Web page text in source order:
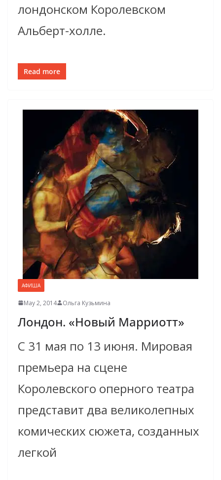
лондонском Королевском
Альберт-холле.
Read more
АФИША
May 2, 2014 Ольга Кузьмина
Лондон. «Новый Марриотт»
С 31 мая по 13 июня. Мировая
премьера на сцене
Королевского оперного театра
представит два великолепных
комических сюжета, созданных
легкой